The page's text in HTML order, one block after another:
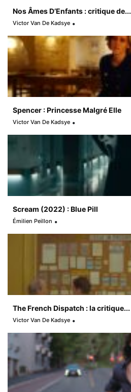
Nos Âmes D’Enfants : critique de...
Victor Van De Kadsye
Spencer : Princesse Malgré Elle
Victor Van De Kadsye
Scream (2022) : Blue Pill
Émilien Peillon
The French Dispatch : la critique...
Victor Van De Kadsye